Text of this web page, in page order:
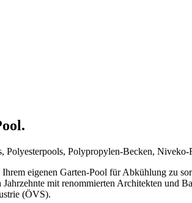
Polypropylen-Becken,
eigenen Garten-Pool für Abkühlung zu
mit renommierten Architekten und
(ÖVS).